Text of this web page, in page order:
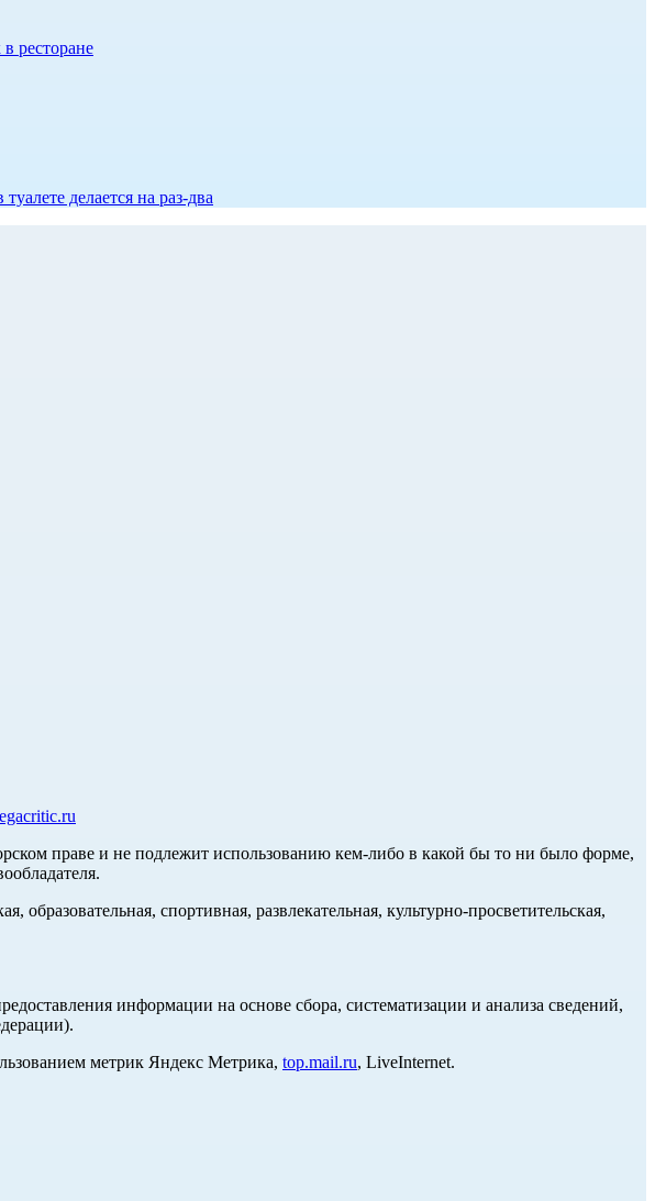
ресторане
делается на раз-два
праве и не подлежит использованию кем-либо в какой бы то ни было форме,
спортивная, развлекательная, культурно-просветительская,
информации на основе сбора, систематизации и анализа сведений,
метрик Яндекс Метрика, top.mail.ru, LiveInternet.